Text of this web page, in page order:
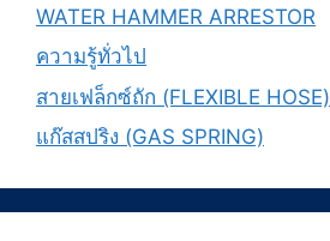
WATER HAMMER ARRESTOR
ความรู้ทั่วไป
สายเฟล็กซ์ถัก (FLEXIBLE HOSE)
แก๊สสปริง (GAS SPRING)